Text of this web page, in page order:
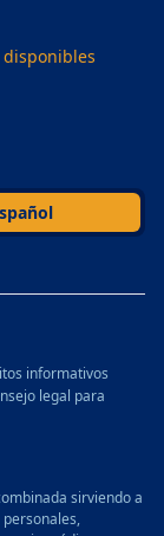
informativos
legal para
sirviendo a